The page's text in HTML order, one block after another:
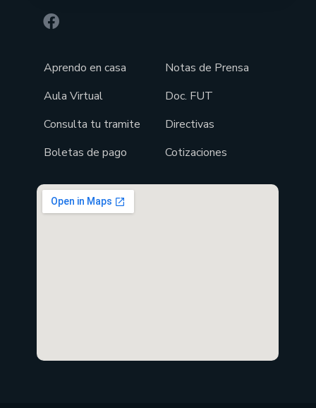
Aprendo en casa
Aula Virtual
Consulta tu tramite
Boletas de pago
Notas de Prensa
Doc. FUT
Directivas
Cotizaciones